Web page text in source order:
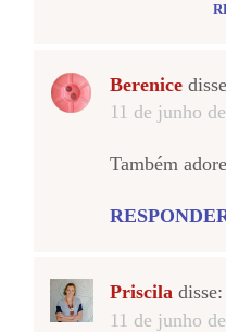
Berenice
11 de junho
Também
Priscila disse:
11 de junho